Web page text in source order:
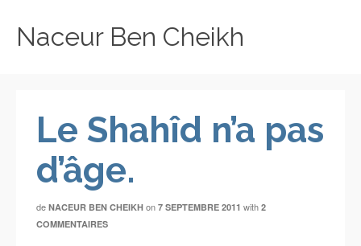
Naceur Ben Cheikh
Le Shahîd n’a pas
d’âge.
de NACEUR BEN CHEIKH on 7 SEPTEMBRE 2011 with 2
COMMENTAIRES